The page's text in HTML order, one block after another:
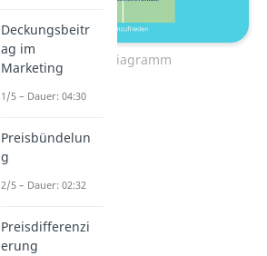
Kano Diagramm
Deckungsbeitr
ag im
Marketing
1/5 – Dauer: 04:30
Preisbündelun
g
2/5 – Dauer: 02:32
Preisdifferenzi
erung